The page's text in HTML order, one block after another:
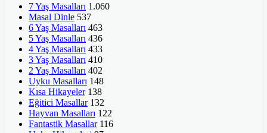
7 Yaş Masalları 1.060
Masal Dinle 537
6 Yaş Masalları 463
5 Yaş Masalları 436
4 Yaş Masalları 433
3 Yaş Masalları 410
2 Yaş Masalları 402
Uyku Masalları 148
Kısa Hikayeler 138
Eğitici Masallar 132
Hayvan Masalları 122
Fantastik Masallar 116